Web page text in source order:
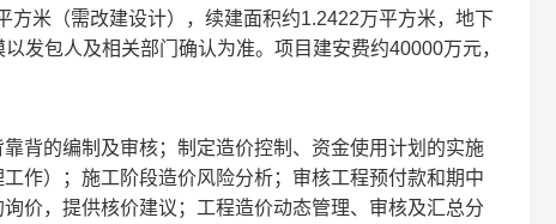
米（需改建设计），续建面积约1.2422万平方米，地下
以发包人及相关部门确认为准。 项目建安费约40000万元，
背的编制及审核；制定造价控制、资金使用计划的实施
作）；施工阶段造价风险分析；审核工程预付款和期中
价，提供核价建议；工程造价动态管理、审核及汇总分